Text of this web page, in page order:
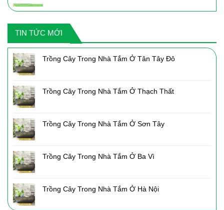
là:
tại
TIN TỨC MỚI
Trồng Cây Trong Nhà Tắm Ở Tân Tây Đô
Trồng Cây Trong Nhà Tắm Ở Thạch Thất
Trồng Cây Trong Nhà Tắm Ở Sơn Tây
Trồng Cây Trong Nhà Tắm Ở Ba Vì
Trồng Cây Trong Nhà Tắm Ở Hà Nội